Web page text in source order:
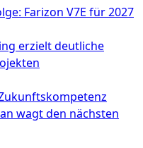
Farizon V7E für 2027
erzielt deutliche
wagt den nächsten